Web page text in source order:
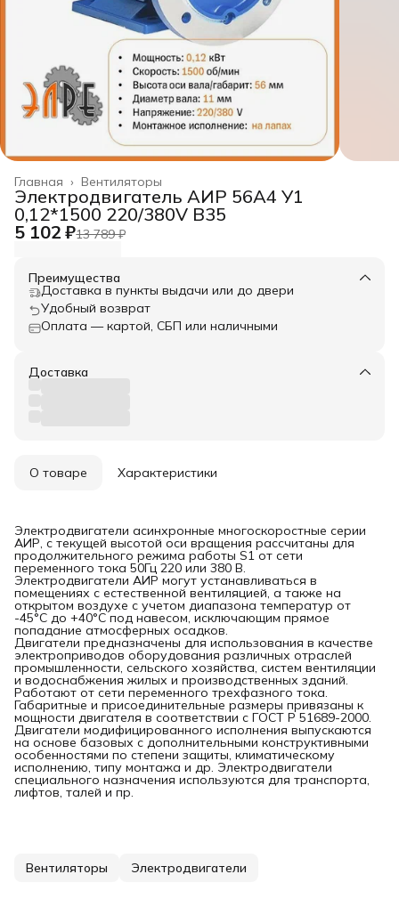
Вентиляторы
Главная ›
Электродвигатель АИР 56A4 У1
0,12*1500 220/380V B35
5 102 ₽13 789 ₽
Преимущества
Доставка в пункты выдачи или до двери
Удобный возврат
Оплата — картой, СБП или наличными
Доставка
О товаре Характеристики
Электродвигатели асинхронные многоскоростные серии
АИР, с текущей высотой оси вращения рассчитаны для
продолжительного режима работы S1 от сети
переменного тока 50Гц 220 или 380 B.
Электродвигатели АИР могут устанавливаться в
помещениях с естественной вентиляцией, а также на
открытом воздухе с учетом диапазона температур от
-45°С до +40°С под навесом, исключающим прямое
попадание атмосферных осадков.
Двигатели предназначены для использования в качестве
электроприводов оборудования различных отраслей
промышленности, сельского хозяйства, систем вентиляции
и водоснабжения жилых и производственных зданий.
Работают от сети переменного трехфазного тока.
Габаритные и присоединительные размеры привязаны к
мощности двигателя в соответствии с ГОСТ Р 51689-2000.
Двигатели модифицированного исполнения выпускаются
на основе базовых с дополнительными конструктивными
особенностями по степени защиты, климатическому
исполнению, типу монтажа и др. Электродвигатели
специального назначения используются для транспорта,
лифтов, талей и пр.
Вентиляторы Электродвигатели